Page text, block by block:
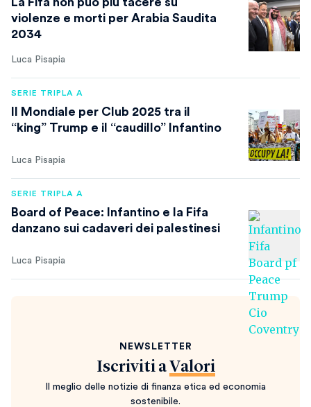
violenze e morti per Arabia Saudita
2034
Luca Pisapia
SERIE TRIPLA A
Il Mondiale per Club 2025 tra il
“king” Trump e il “caudillo” Infantino
Luca Pisapia
SERIE TRIPLA A
Board of Peace: Infantino e la Fifa
danzano sui cadaveri dei palestinesi
Luca Pisapia
NEWSLETTER
Iscriviti a Valori
Il meglio delle notizie di finanza etica ed economia
sostenibile.